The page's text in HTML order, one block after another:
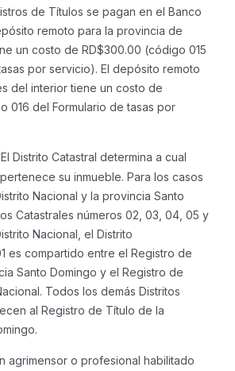
de Títulos se pagan en el Banco
remoto para la provincia de
un costo de RD$300.00 (código 015
por servicio). El depósito remoto
del interior tiene un costo de
016 del Formulario de tasas por
El Distrito Catastral determina a cual
su inmueble. Para los casos
Nacional y la provincia Santo
Catastrales números 02, 03, 04, 05 y
Nacional, el Distrito
es compartido entre el Registro de
Santo Domingo y el Registro de
Todos los demás Distritos
al Registro de Título de la
agrimensor o profesional habilitado